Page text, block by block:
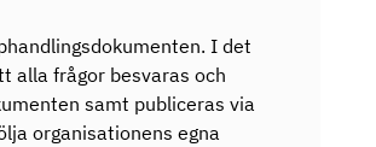
I det
alla frågor besvaras och
samt publiceras via
organisationens egna